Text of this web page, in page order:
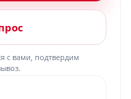
с вами, подтвердим